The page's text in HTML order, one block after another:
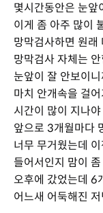
몇시간동안은 눈앞
이게 좀 아주 많이
망막검사하면 원래
망막검사 자체는
눈앞이 잘 안보이
마치 안개속을 걸
시간이 많이 지나
앞으로 3개월마다
너무 무거웠는데
들어서인지 맘이
오후에 갔었는데 6
어느새 어둑해진